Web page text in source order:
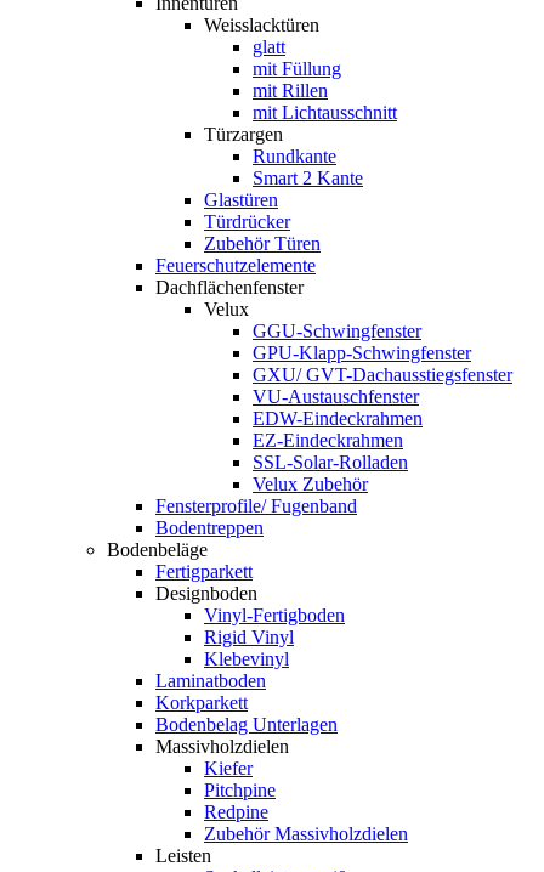
Weisslacktüren
glatt
mit Füllung
mit Rillen
mit Lichtausschnitt
Türzargen
Rundkante
Smart 2 Kante
Glastüren
Türdrücker
Zubehör Türen
Feuerschutzelemente
Dachflächenfenster
Velux
GGU-Schwingfenster
GPU-Klapp-Schwingfenster
GXU/ GVT-Dachausstiegsfenster
VU-Austauschfenster
EDW-Eindeckrahmen
EZ-Eindeckrahmen
SSL-Solar-Rolladen
Velux Zubehör
Fensterprofile/ Fugenband
Bodentreppen
Bodenbeläge
Fertigparkett
Designboden
Vinyl-Fertigboden
Rigid Vinyl
Klebevinyl
Laminatboden
Korkparkett
Bodenbelag Unterlagen
Massivholzdielen
Kiefer
Pitchpine
Redpine
Zubehör Massivholzdielen
Leisten